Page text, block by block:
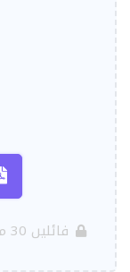
فائلیں 30 منٹ کے بعد خود بخود حذف ہوجاتی ہیں۔